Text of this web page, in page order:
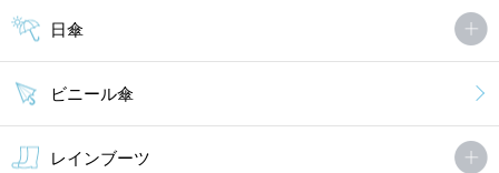
日傘
ビニール傘
レインブーツ